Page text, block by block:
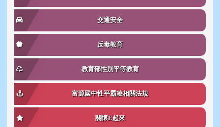
交通安全
反毒教育
教育部性別平等教育
富源國中性平霸凌相關法規
關懷E起來